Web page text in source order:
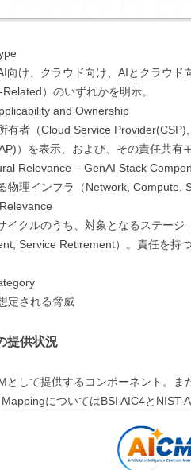
向け、クラウド向け、AIとクラウド
）のいずれかを明示。
and Ownership
有者（Cloud Service
）を表示、および、その責任共有
Relevance – GenAI Stack
物理インフラ（Network, Compute,
イクルのうち、対象となるステー
Service Retirement）。責任を持
定される脅威
提供状況
として提供するコンポーネント。ま
についてはBSI AIC4とNIST